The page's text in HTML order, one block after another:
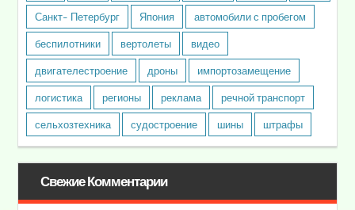
Санкт- Петербург
Япония
автомобили с пробегом
беспилотники
вертолеты
видео
двигателестроение
дроны
импортозамещение
логистика
регионы реклама
речной транспорт
сельхозтехника
судостроение шины штрафы
Свежие Комментарии